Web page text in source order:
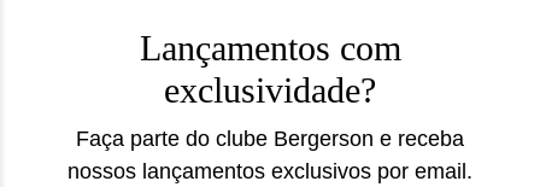
Lançamentos com
exclusividade?
Faça parte do clube Bergerson e receba
nossos lançamentos exclusivos por email.